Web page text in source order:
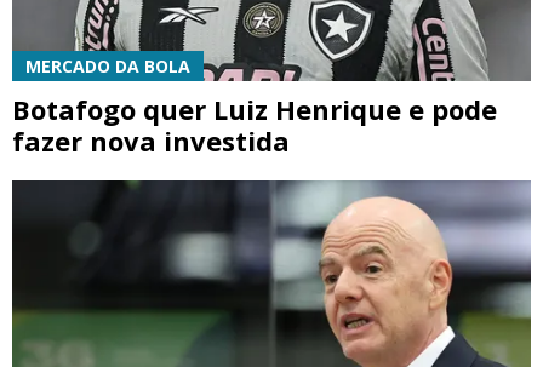
MERCADO DA BOLA
Botafogo quer Luiz Henrique e pode
fazer nova investida